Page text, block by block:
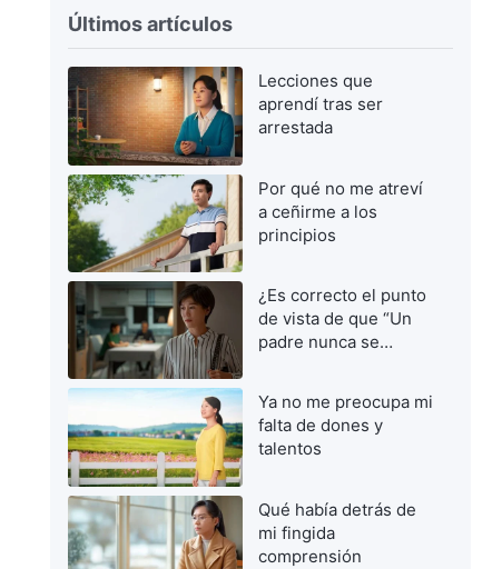
Últimos artículos
Lecciones que
aprendí tras ser
arrestada
Por qué no me atreví
a ceñirme a los
principios
¿Es correcto el punto
de vista de que “Un
padre nunca se
Ya no me preocupa mi
falta de dones y
talentos
Qué había detrás de
mi fingida
comprensión